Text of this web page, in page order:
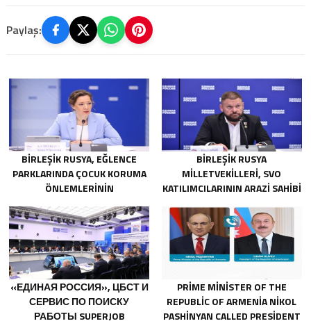
Paylaş:
BIRLEŞIK RUSYA, EĞLENCE
PARKLARINDA ÇOCUK KORUMA
ÖNLEMLERININ
BIRLEŞIK RUSYA
MILLETVEKILLERI, SVO
KATILIMCILARININ ARAZI SAHIBI
YASAL DÜZENLEMELER
ÜZERINDE ÇALIŞACAKLAR
«ЕДИНАЯ РОССИЯ», ЦБСТ И
СЕРВИС ПО ПОИСКУ
РАБОТЫ SUPERJOB
PRIME MINISTER OF THE
REPUBLIC OF ARMENIA NIKOL
PASHINYAN CALLED PRESIDENT